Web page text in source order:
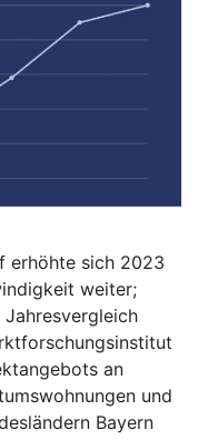
erhöhte sich 2023
weiter;
an
und
Bayern